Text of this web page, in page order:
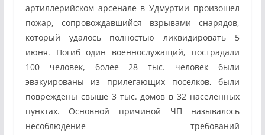
артиллерийском арсенале в Удмуртии произошел
пожар, сопровождавшийся взрывами снарядов,
который удалось полностью ликвидировать 5
июня. Погиб один военнослужащий, пострадали
100 человек, более 28 тыс. человек были
эвакуированы из прилегающих поселков, были
повреждены свыше 3 тыс. домов в 32 населенных
пунктах. Основной причиной ЧП называлось
несоблюдение требований